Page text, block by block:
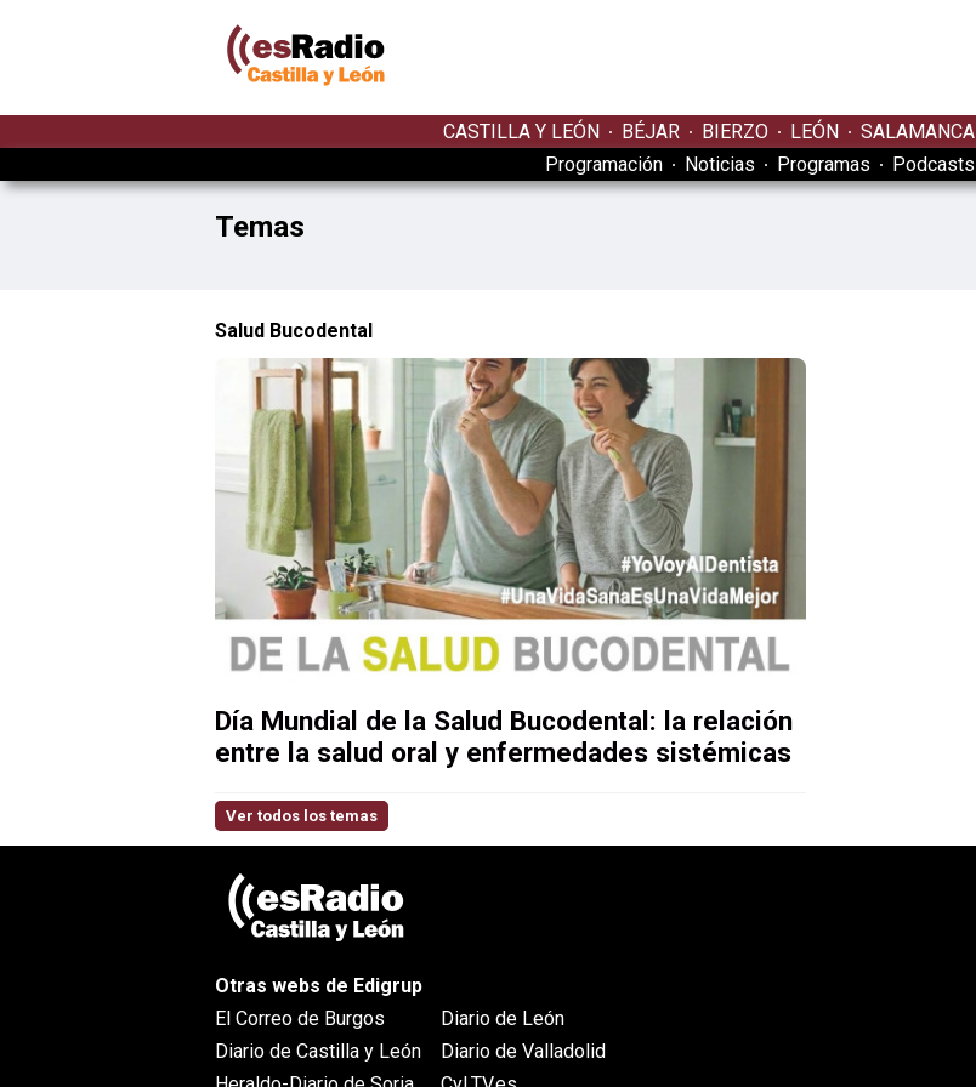
CASTILLA Y LEÓN BÉJAR BIERZO LEÓN SALAMANCA
Programación
Noticias Programas Podcasts
Temas
Salud Bucodental
Día Mundial de la Salud Bucodental: la relación
entre la salud oral y enfermedades sistémicas
Ver todos los temas
Otras webs de Edigrup
El Correo de Burgos
Diario de Castilla y León
Diario de León
Diario de Valladolid